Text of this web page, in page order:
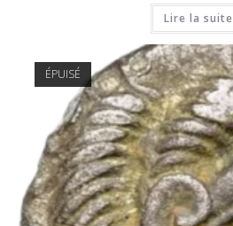
Lire la suite
ÉPUISÉ